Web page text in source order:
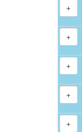
+
+
+
+
+